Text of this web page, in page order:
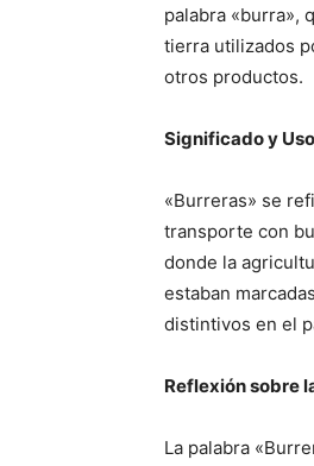
palabra «burra»,
tierra utilizados
otros productos.
Significado y Uso
«Burreras» se
transporte con
donde la
estaban
distintivos en el
Reflexión sobre
La palabra